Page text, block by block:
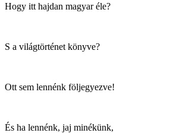
Hogy itt hajdan magyar éle?
S a világtörténet könyve?
Ott sem lennénk följegyezve!
És ha lennénk, jaj minékünk,